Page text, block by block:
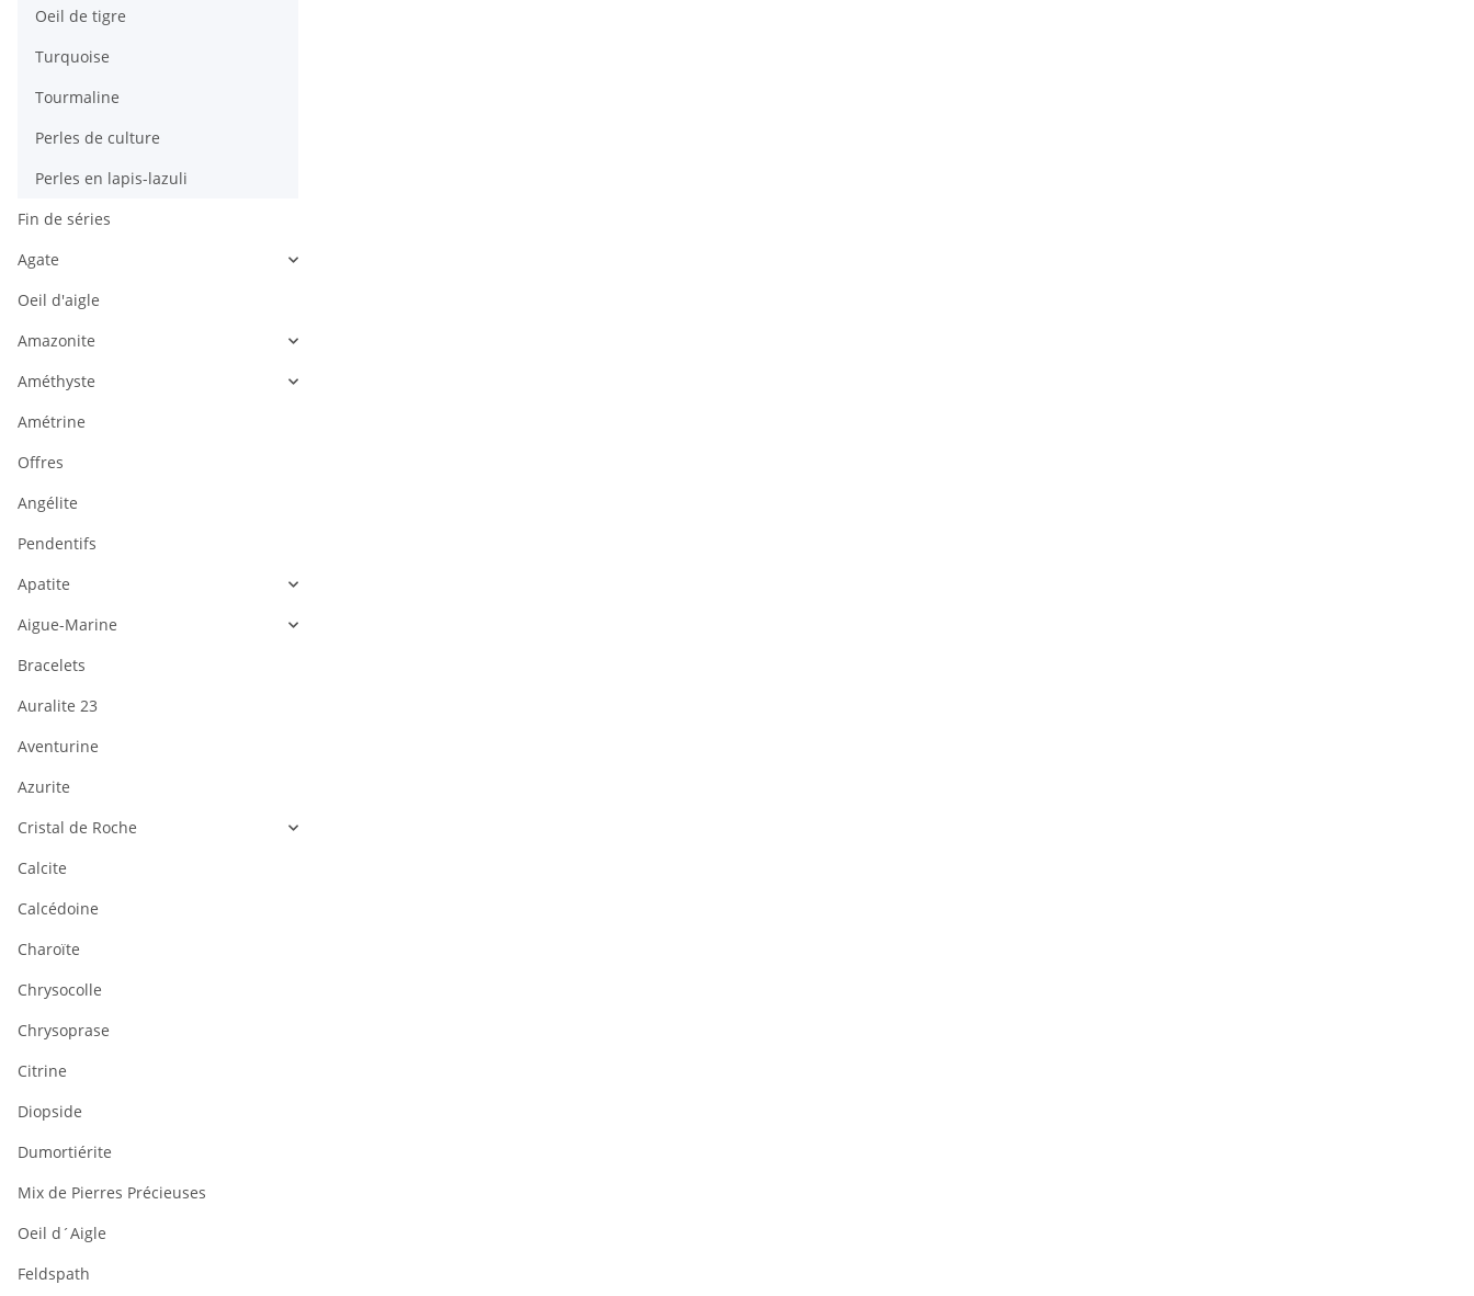
Oeil de tigre
Turquoise
Tourmaline
Perles de culture
Perles en lapis-lazuli
Fin de séries
Agate
Oeil d'aigle
Amazonite
Améthyste
Amétrine
Offres
Angélite
Pendentifs
Apatite
Aigue-Marine
Bracelets
Auralite 23
Aventurine
Azurite
Cristal de Roche
Calcite
Calcédoine
Charoïte
Chrysocolle
Chrysoprase
Citrine
Diopside
Dumortiérite
Mix de Pierres Précieuses
Oeil d´Aigle
Feldspath